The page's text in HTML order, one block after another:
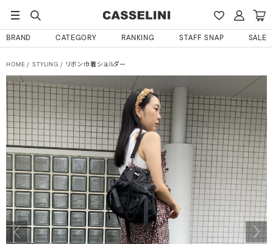
BRAND CATEGORY RANKING STAFF SNAP SALE
HOME STYLING リボン巾着ショルダー